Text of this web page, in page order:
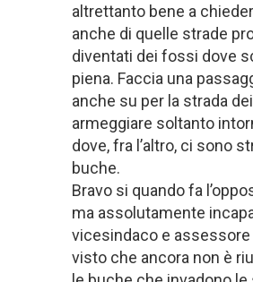
altrettanto bene a
anche di quelle strade
diventati dei fossi dove
piena. Faccia una
anche su per la strada
armeggiare soltanto
dove, fra l’altro, ci sono
buche.
Bravo si quando fa
ma assolutamente
vicesindaco e assessore
visto che ancora non è